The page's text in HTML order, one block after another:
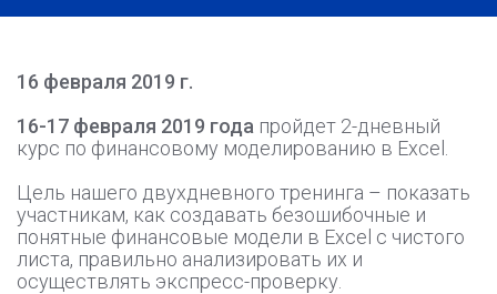
16 февраля 2019 г.
16-17 февраля 2019 года пройдет 2-дневный
курс по финансовому моделированию в Excel.
Цель нашего двухдневного тренинга – показать
участникам, как создавать безошибочные и
понятные финансовые модели в Excel с чистого
листа, правильно анализировать их и
осуществлять экспресс-проверку.